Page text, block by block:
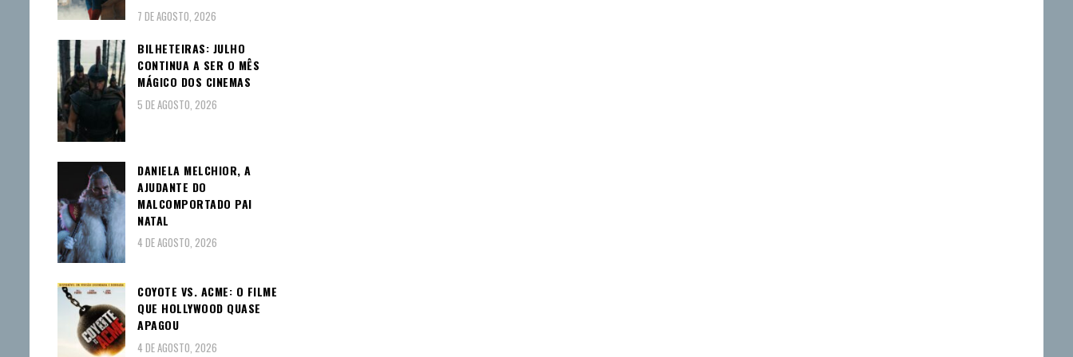
7 DE AGOSTO, 2026
BILHETEIRAS: JULHO
CONTINUA A SER O MÊS
MÁGICO DOS CINEMAS
5 DE AGOSTO, 2026
DANIELA MELCHIOR, A
AJUDANTE DO
MALCOMPORTADO PAI
NATAL
4 DE AGOSTO, 2026
COYOTE VS. ACME: O FILME
QUE HOLLYWOOD QUASE
APAGOU
4 DE AGOSTO, 2026